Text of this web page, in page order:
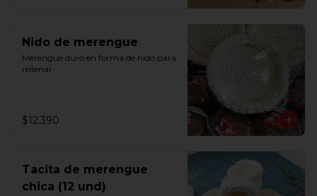
Nido de merengue
Merengue duro en forma de nido para
rellenar
$12.390
Tacita de merengue
chica (12 und)